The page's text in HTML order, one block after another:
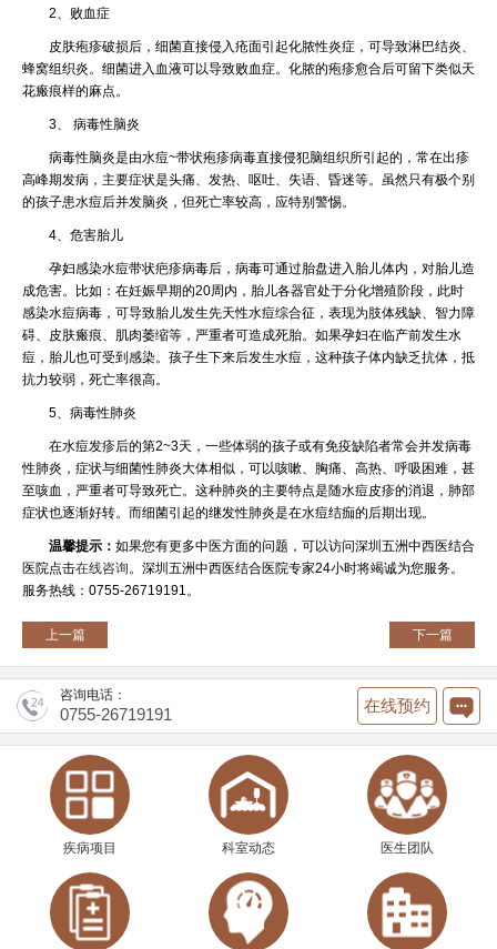
2、败血症
皮肤疱疹破损后，细菌直接侵入疮面引起化脓性炎症，可导致淋巴结炎、
蜂窝组织炎。细菌进入血液可以导致败血症。化脓的疱疹愈合后可留下类似天
花瘢痕样的麻点。
3、 病毒性脑炎
病毒性脑炎是由水痘~带状疱疹病毒直接侵犯脑组织所引起的，常在出疹
高峰期发病，主要症状是头痛、发热、呕吐、失语、昏迷等。虽然只有极个别
的孩子患水痘后并发脑炎，但死亡率较高，应特别警惕。
4、危害胎儿
孕妇感染水痘带状疤疹病毒后，病毒可通过胎盘进入胎儿体内，对胎儿造
成危害。比如：在妊娠早期的20周内，胎儿各器官处于分化增殖阶段，此时
感染水痘病毒，可导致胎儿发生先天性水痘综合征，表现为肢体残缺、智力障
碍、皮肤瘢痕、肌肉萎缩等，严重者可造成死胎。如果孕妇在临产前发生水
痘，胎儿也可受到感染。孩子生下来后发生水痘，这种孩子体内缺乏抗体，抵
抗力较弱，死亡率很高。
5、病毒性肺炎
在水痘发疹后的第2~3天，一些体弱的孩子或有免疫缺陷者常会并发病毒
性肺炎，症状与细菌性肺炎大体相似，可以咳嗽、胸痛、高热、呼吸困难，甚
至咳血，严重者可导致死亡。这种肺炎的主要特点是随水痘皮疹的消退，肺部
症状也逐渐好转。而细菌引起的继发性肺炎是在水痘结痂的后期出现。
温馨提示： 如果您有更多中医方面的问题，可以访问深圳五洲中西医结合
医院点击在线咨询。深圳五洲中西医结合医院专家24小时将竭诚为您服务。
服务热线：0755-26719191。
上一篇 下一篇
咨询电话：
0755-26719191 在线预约
疾病项目 科室动态 医生团队